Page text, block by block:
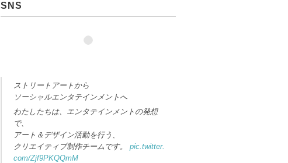
SNS
ストリートアートから
ソーシャルエンタテインメントへ
わたしたちは、エンタテインメントの発想
で、
アート＆デザイン活動を行う、
クリエイティブ制作チームです。 pic.twitter.
com/Zjf9PKQQmM